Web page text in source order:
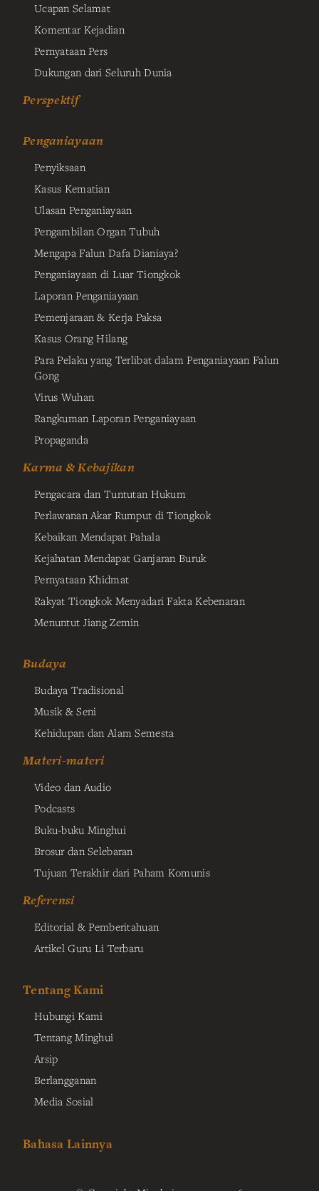
Ucapan Selamat
Komentar Kejadian
Pernyataan Pers
Dukungan dari Seluruh Dunia
Perspektif
Penganiayaan
Penyiksaan
Kasus Kematian
Ulasan Penganiayaan
Pengambilan Organ Tubuh
Mengapa Falun Dafa Dianiaya?
Penganiayaan di Luar Tiongkok
Laporan Penganiayaan
Pemenjaraan & Kerja Paksa
Kasus Orang Hilang
Para Pelaku yang Terlibat dalam Penganiayaan Falun
Gong
Virus Wuhan
Rangkuman Laporan Penganiayaan
Propaganda
Karma & Kebajikan
Pengacara dan Tuntutan Hukum
Perlawanan Akar Rumput di Tiongkok
Kebaikan Mendapat Pahala
Kejahatan Mendapat Ganjaran Buruk
Pernyataan Khidmat
Rakyat Tiongkok Menyadari Fakta Kebenaran
Menuntut Jiang Zemin
Budaya
Budaya Tradisional
Musik & Seni
Kehidupan dan Alam Semesta
Materi-materi
Video dan Audio
Podcasts
Buku-buku Minghui
Brosur dan Selebaran
Tujuan Terakhir dari Paham Komunis
Referensi
Editorial & Pemberitahuan
Artikel Guru Li Terbaru
Tentang Kami
Hubungi Kami
Tentang Minghui
Arsip
Berlangganan
Media Sosial
Bahasa Lainnya